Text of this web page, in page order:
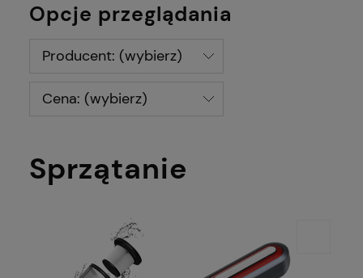
Opcje przeglądania
Producent: (wybierz)
Cena: (wybierz)
Sprzątanie